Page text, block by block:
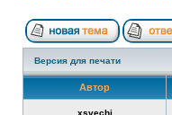
Версия для печати
Автор
xsvechi